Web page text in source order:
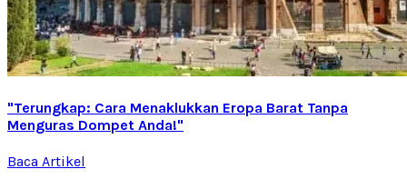
"Terungkap: Cara Menaklukkan Eropa Barat Tanpa
Menguras Dompet Anda!"
Baca Artikel